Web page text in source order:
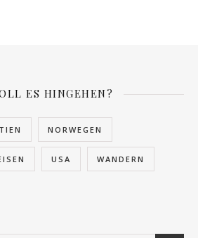
ES HINGEHEN?
NORWEGEN
USA WANDERN